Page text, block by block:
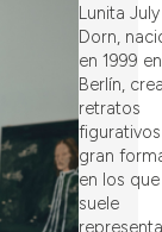
Lunita July
Dorn,
en 1999 en
Berlín,
retratos
gran
en los que
suele